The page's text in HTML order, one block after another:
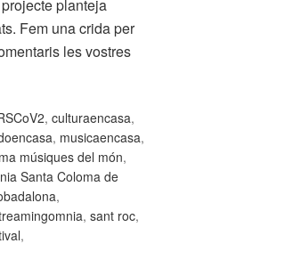
planteja
Fem una crida per
les vostres
, culturaencasa,
, musicaencasa,
músiques del món,
Santa Coloma de
,
, sant roc,
,